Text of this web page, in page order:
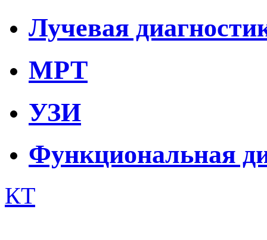
Лучевая
МРТ
УЗИ
Функциональная
КТ